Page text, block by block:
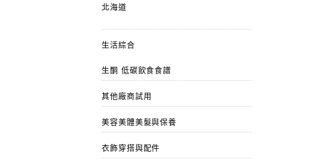
北海道
生活綜合
生酮 低碳飲食食譜
其他廠商試用
美容美體美髮與保養
衣飾穿搭與配件